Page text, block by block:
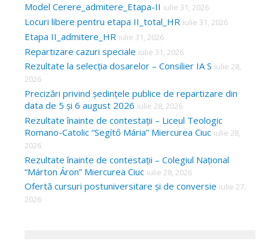
Model Cerere_admitere_Etapa-II iulie 31, 2026
Locuri libere pentru etapa II_total_HR iulie 31, 2026
Etapa II_admitere_HR iulie 31, 2026
Repartizare cazuri speciale iulie 31, 2026
Rezultate la selecția dosarelor – Consilier IA S iulie 28,
2026
Precizări privind ședințele publice de repartizare din
data de 5 și 6 august 2026 iulie 28, 2026
Rezultate înainte de contestații – Liceul Teologic
Romano-Catolic “Segítő Mária” Miercurea Ciuc iulie 28,
2026
Rezultate înainte de contestații – Colegiul Național
“Márton Áron” Miercurea Ciuc iulie 28, 2026
Ofertă cursuri postuniversitare și de conversie iulie 27,
2026